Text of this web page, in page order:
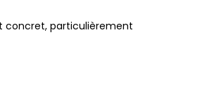
concret, particulièrement